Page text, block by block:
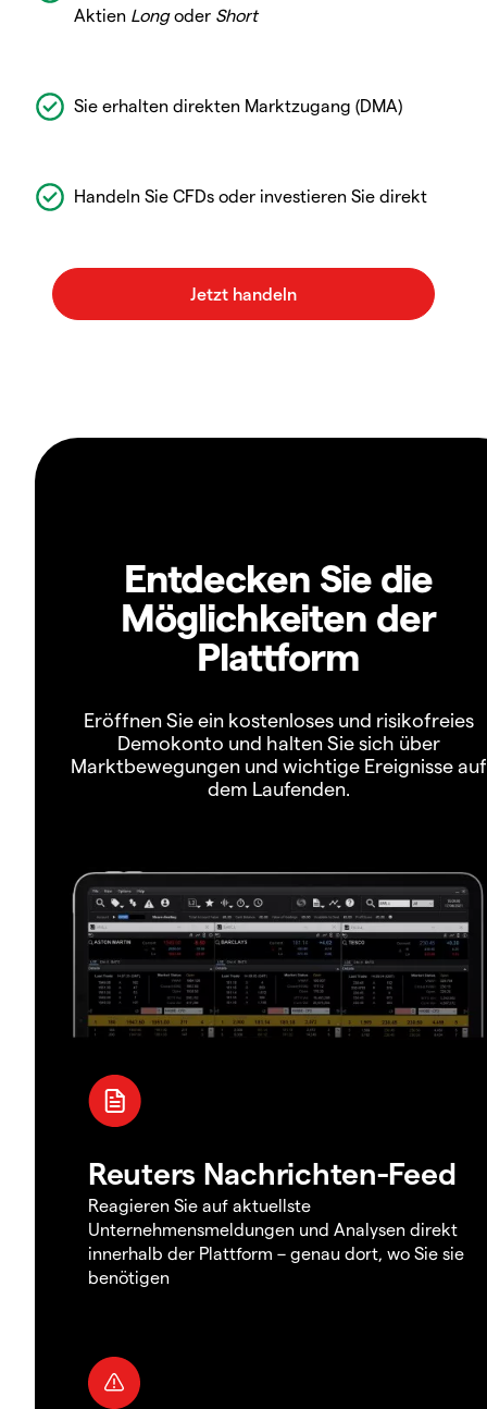
Aktien Longoder Short
Sie erhalten direkten Marktzugang (DMA)
Handeln Sie CFDs oder investieren Sie direkt
Entdecken Sie die
Möglichkeiten der
Plattform
Eröffnen Sie ein kostenloses und risikofreies
Demokonto und halten Sie sich über
Marktbewegungen und wichtige Ereignisse auf
dem Laufenden.
Reuters Nachrichten-Feed
Reagieren Sie auf aktuellste
Unternehmensmeldungen und Analysen direkt
innerhalb der Plattform – genau dort, wo Sie sie
benötigen